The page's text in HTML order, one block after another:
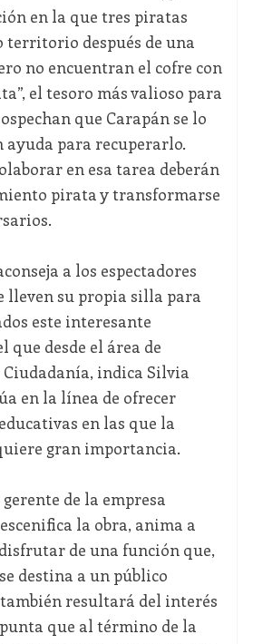
en la que tres piratas
territorio después de una
no encuentran el cofre con
el tesoro más valioso para
que Carapán se lo
ayuda para recuperarlo.
en esa tarea deberán
pirata y transformarse
a los espectadores
lleven su propia silla para
este interesante
que desde el área de
Ciudadanía, indica Silvia
en la línea de ofrecer
en las que la
gran importancia.
de la empresa
la obra, anima a
de una función que,
destina a un público
resultará del interés
que al término de la